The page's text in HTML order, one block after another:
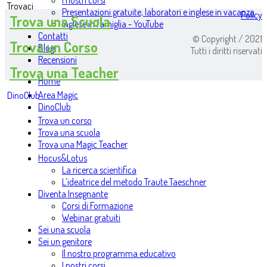
Presentazioni gratuite, laboratori e inglese in vacanza
Inglese in famiglia - YouTube
Contatti
Blog
Recensioni
Home
Area Magic
DinoClub
Trova un corso
Trova una scuola
Trova una Magic Teacher
Hocus&Lotus
La ricerca scientifica
L’ideatrice del metodo Traute Taeschner
Diventa Insegnante
Corsi di Formazione
Webinar gratuiti
Sei una scuola
Sei un genitore
Il nostro programma educativo
Trovaci
Trova una Scuola
Trova un Corso
Trova una Teacher
DinoClub
Policy
© Copyright / 2021
Tutti i diritti riservati